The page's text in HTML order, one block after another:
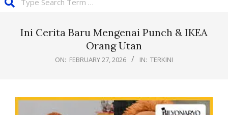
Ini Cerita Baru Mengenai Punch & IKEA
Orang Utan
ON: FEBRUARY 27, 2026 IN: TERKINI